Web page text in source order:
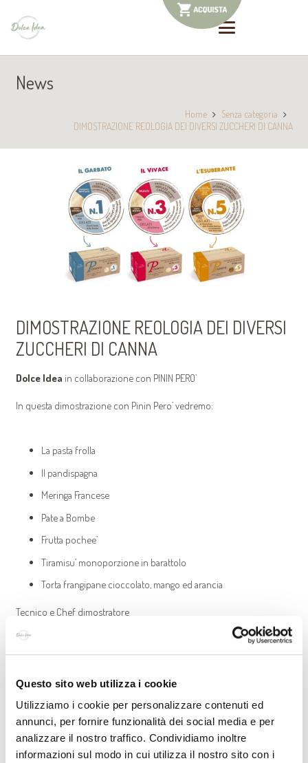
Questo sito web utilizza i cookie
Utilizziamo i cookie per personalizzare contenuti ed
annunci, per fornire funzionalità dei social media e per
analizzare il nostro traffico. Condividiamo inoltre
informazioni sul modo in cui utilizza il nostro sito con i
News
Home
Senza categoria
DIMOSTRAZIONE REOLOGIA DEI DIVERSI ZUCCHERI DI CANNA
DIMOSTRAZIONE REOLOGIA DEI DIVERSI
ZUCCHERI DI CANNA
Dolce Idea in collaborazione con PININ PERO’
In questa dimostrazione con Pinin Pero’ vedremo:
La pasta frolla
Il pandispagna
Meringa Francese
Pate a Bombe
Frutta pochee’
Tiramisu’ monoporzione in barattolo
Torta frangipane cioccolato, mango ed arancia
Tecnico e Chef dimostratore
Alessandro Racca
QUANDO Martedì 28 Maggio 2024
DOVE
LOCALITA’ CATENAROSSA 2/A